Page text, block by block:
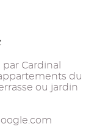
Cardinal
du
ou jardin